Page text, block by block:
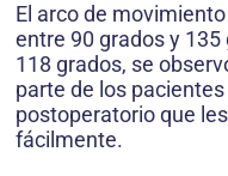
El arco de
entre 90 grados y
118 grados, se
parte de los
postoperatorio que
fácilmente.